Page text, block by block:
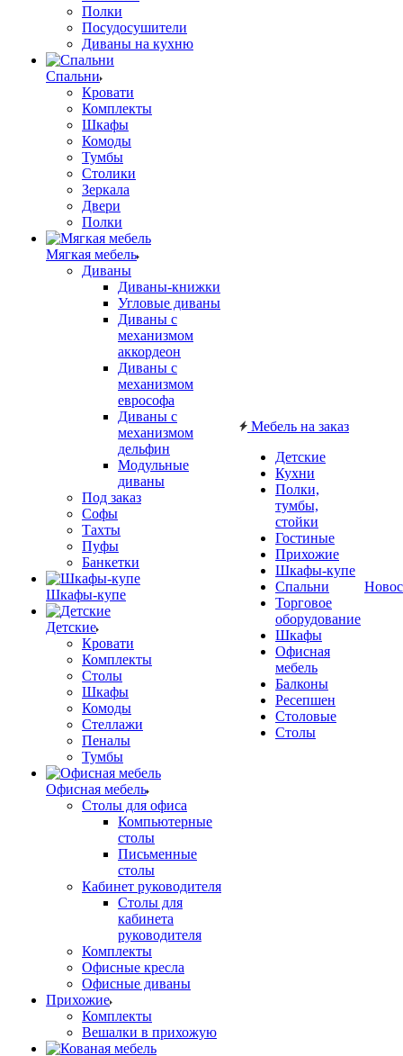
Полки
Посудосушители
Диваны на кухню
Спальни
Кровати
Комплекты
Шкафы
Комоды
Тумбы
Столики
Зеркала
Двери
Полки
Мягкая мебель
Диваны
Диваны-книжки
Угловые диваны
Диваны с
механизмом
аккордеон
Диваны с
механизмом
еврософа
Диваны с
механизмом
дельфин
Модульные
диваны
Под заказ
Софы
Тахты
Пуфы
Банкетки
Шкафы-купе
Детские
Кровати
Комплекты
Столы
Шкафы
Комоды
Стеллажи
Пеналы
Тумбы
Офисная мебель
Столы для офиса
Компьютерные
столы
Письменные
столы
Кабинет руководителя
Столы для
кабинета
руководителя
Комплекты
Офисные кресла
Офисные диваны
Прихожие
Комплекты
Вешалки в прихожую
Мебель на заказ
Детские
Кухни
Полки,
тумбы,
стойки
Гостиные
Прихожие
Шкафы-купе
Спальни
Торговое
оборудование
Шкафы
Офисная
мебель
Балконы
Ресепшен
Столовые
Столы